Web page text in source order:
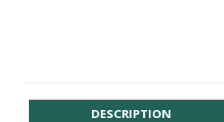
DESCRIPTION